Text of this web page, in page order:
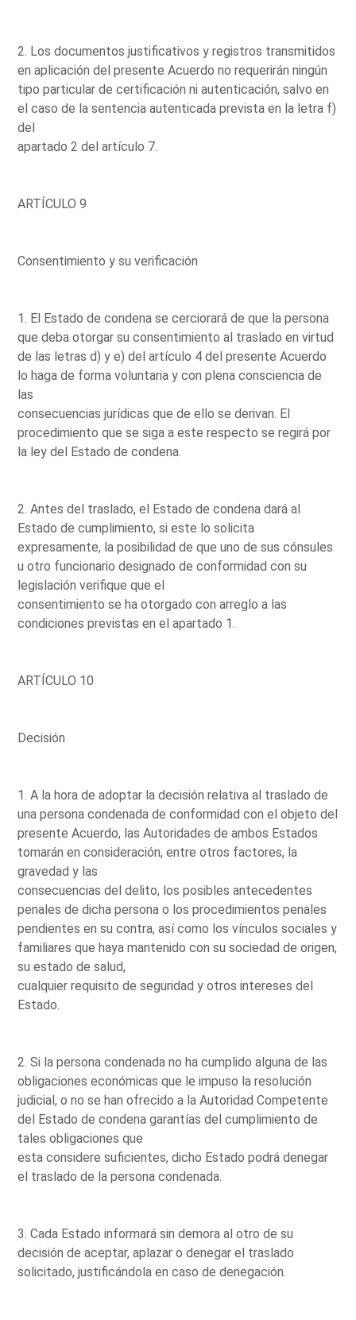
2. Los documentos justificativos y registros transmitidos
en aplicación del presente Acuerdo no requerirán ningún
tipo particular de certificación ni autenticación, salvo en
el caso de la sentencia autenticada prevista en la letra f)
del
apartado 2 del artículo 7.
ARTÍCULO 9
Consentimiento y su verificación
1. El Estado de condena se cerciorará de que la persona
que deba otorgar su consentimiento al traslado en virtud
de las letras d) y e) del artículo 4 del presente Acuerdo
lo haga de forma voluntaria y con plena consciencia de
las
consecuencias jurídicas que de ello se derivan. El
procedimiento que se siga a este respecto se regirá por
la ley del Estado de condena.
2. Antes del traslado, el Estado de condena dará al
Estado de cumplimiento, si este lo solicita
expresamente, la posibilidad de que uno de sus cónsules
u otro funcionario designado de conformidad con su
legislación verifique que el
consentimiento se ha otorgado con arreglo a las
condiciones previstas en el apartado 1.
ARTÍCULO 10
Decisión
1. A la hora de adoptar la decisión relativa al traslado de
una persona condenada de conformidad con el objeto del
presente Acuerdo, las Autoridades de ambos Estados
tomarán en consideración, entre otros factores, la
gravedad y las
consecuencias del delito, los posibles antecedentes
penales de dicha persona o los procedimientos penales
pendientes en su contra, así como los vínculos sociales y
familiares que haya mantenido con su sociedad de origen,
su estado de salud,
cualquier requisito de seguridad y otros intereses del
Estado.
2. Si la persona condenada no ha cumplido alguna de las
obligaciones económicas que le impuso la resolución
judicial, o no se han ofrecido a la Autoridad Competente
del Estado de condena garantías del cumplimiento de
tales obligaciones que
esta considere suficientes, dicho Estado podrá denegar
el traslado de la persona condenada.
3. Cada Estado informará sin demora al otro de su
decisión de aceptar, aplazar o denegar el traslado
solicitado, justificándola en caso de denegación.